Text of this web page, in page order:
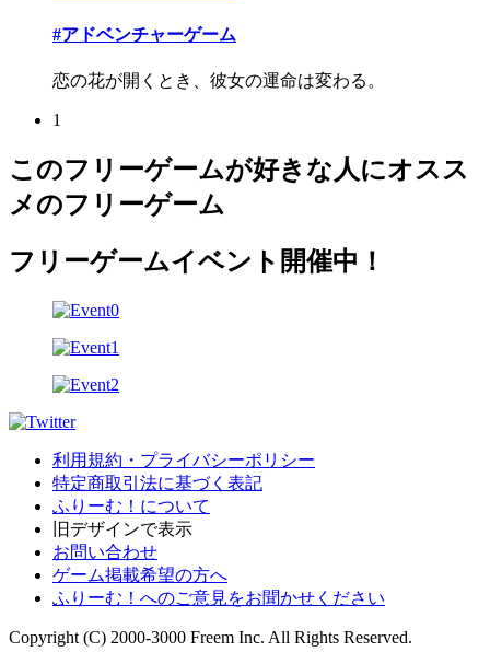
#アドベンチャーゲーム
恋の花が開くとき、彼女の運命は変わる。
1
このフリーゲームが好きな人にオスス
メのフリーゲーム
フリーゲームイベント開催中！
利用規約・プライバシーポリシー
特定商取引法に基づく表記
ふりーむ！について
旧デザインで表示
お問い合わせ
ゲーム掲載希望の方へ
ふりーむ！へのご意見をお聞かせください
Copyright (C) 2000-3000 Freem Inc. All Rights Reserved.